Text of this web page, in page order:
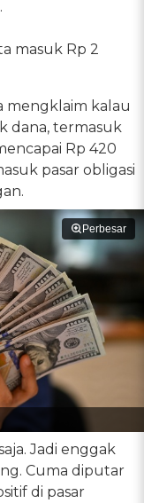
masuk Rp 2
mengklaim kalau
dana, termasuk
Rp 420
pasar obligasi
Perbesar
Jadi enggak
Cuma diputar
di pasar